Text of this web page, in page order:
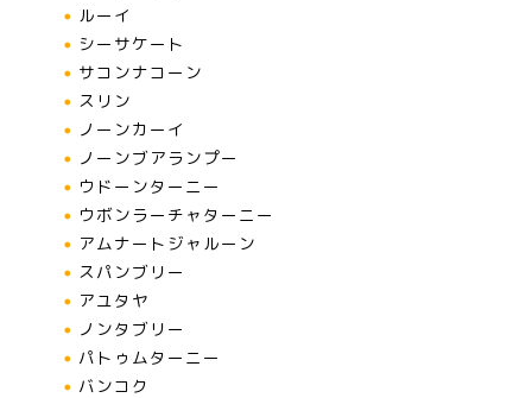
ルーイ
シーサケート
サコンナコーン
スリン
ノーンカーイ
ノーンブアランプー
ウドーンターニー
ウボンラーチャターニー
アムナートジャルーン
スパンブリー
アユタヤ
ノンタブリー
パトゥムターニー
バンコク